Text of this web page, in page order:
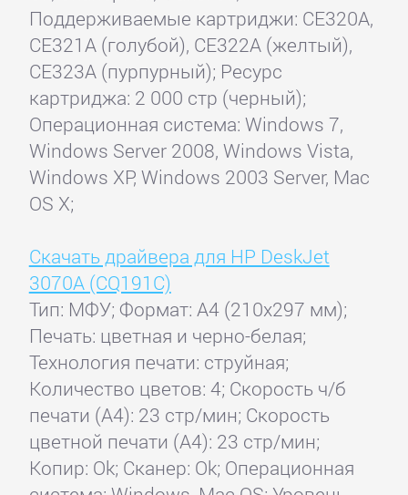
Поддерживаемые картриджи: CE320A,
CE321A (голубой), CE322A (желтый),
CE323A (пурпурный); Ресурс
картриджа: 2 000 стр (черный);
Операционная система: Windows 7,
Windows Server 2008, Windows Vista,
Windows XP, Windows 2003 Server, Mac
OS X;
Скачать драйвера для HP DeskJet
3070A (CQ191C)
Тип: МФУ; Формат: A4 (210x297 мм);
Печать: цветная и черно-белая;
Технология печати: струйная;
Количество цветов: 4; Скорость ч/б
печати (А4): 23 стр/мин; Скорость
цветной печати (А4): 23 стр/мин;
Копир: Ok; Сканер: Ok; Операционная